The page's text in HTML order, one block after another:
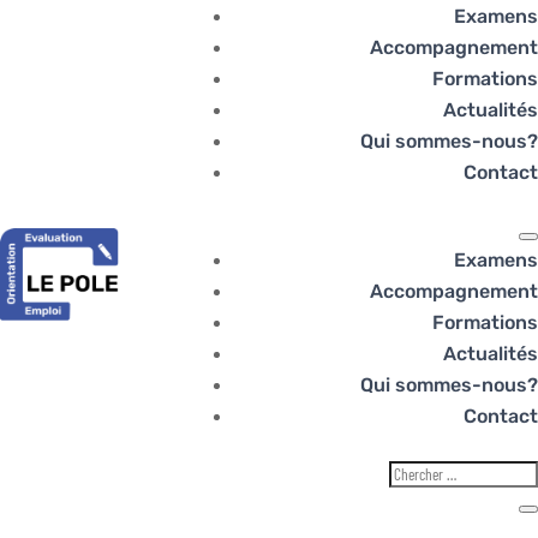
Examens
Accompagnement
Formations
Actualités
Qui sommes-nous?
Contact
Examens
Accompagnement
Formations
Actualités
Qui sommes-nous?
Contact